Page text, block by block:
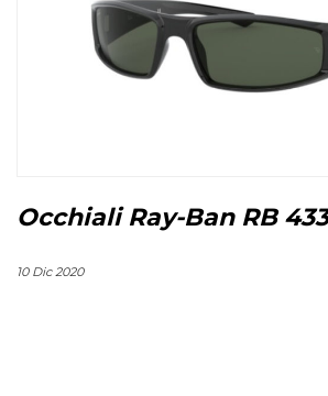
Occhiali Ray-Ban RB
10 Dic 2020